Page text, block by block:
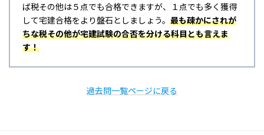
ば税その他は５点でも合格できますが、１点でも多く獲得
して宅建合格をより盤石としましょう。 最も疎かにされが
ちな税その他が宅建試験の合否を分ける科目とも言えま
す！
過去問一覧ページに戻る